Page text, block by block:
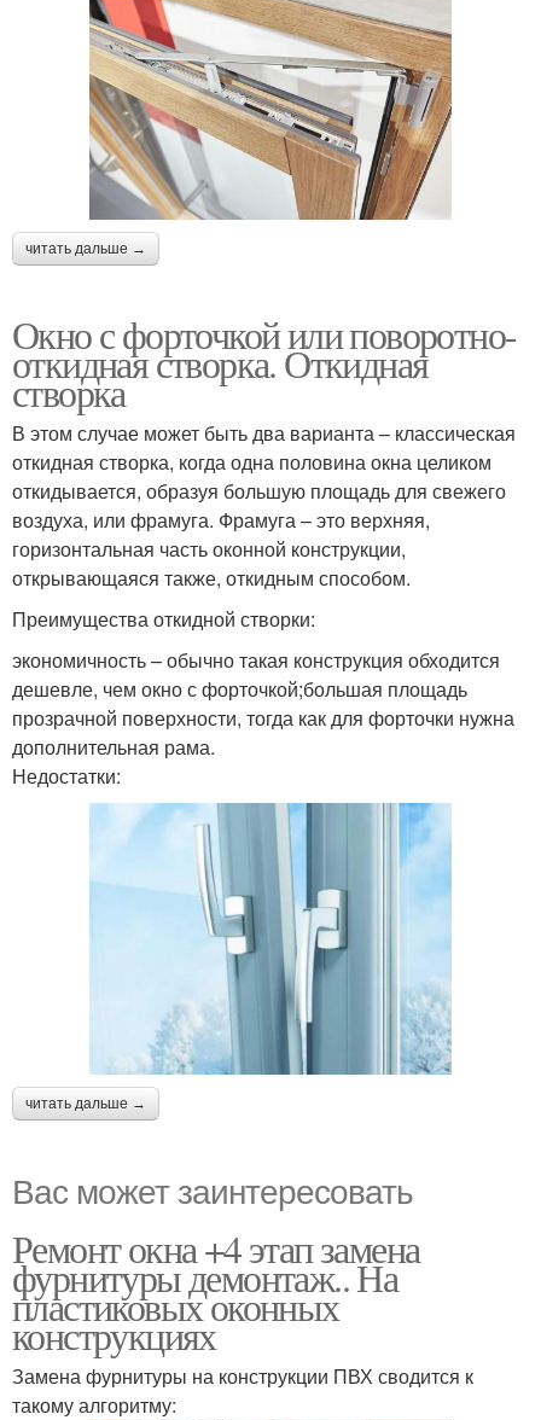
читать дальше →
Окно с форточкой или поворотно-
откидная створка. Откидная
створка
В этом случае может быть два варианта – классическая
откидная створка, когда одна половина окна целиком
откидывается, образуя большую площадь для свежего
воздуха, или фрамуга. Фрамуга – это верхняя,
горизонтальная часть оконной конструкции,
открывающаяся также, откидным способом.
Преимущества откидной створки:
экономичность – обычно такая конструкция обходится
дешевле, чем окно с форточкой;большая площадь
прозрачной поверхности, тогда как для форточки нужна
дополнительная рама.
Недостатки:
читать дальше →
Вас может заинтересовать
Ремонт окна +4 этап замена
фурнитуры демонтаж.. На
пластиковых оконных
конструкциях
Замена фурнитуры на конструкции ПВХ сводится к
такому алгоритму: